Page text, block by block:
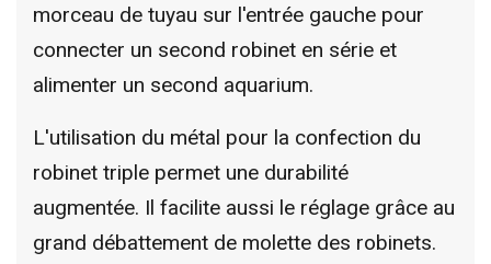
morceau de tuyau sur l'entrée gauche pour
connecter un second robinet en série et
alimenter un second aquarium.
L'utilisation du métal pour la confection du
robinet triple permet une durabilité
augmentée. Il facilite aussi le réglage grâce au
grand débattement de molette des robinets.